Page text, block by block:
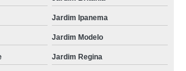
Jardim Ipanema
Jardim Modelo
Jardim Regina